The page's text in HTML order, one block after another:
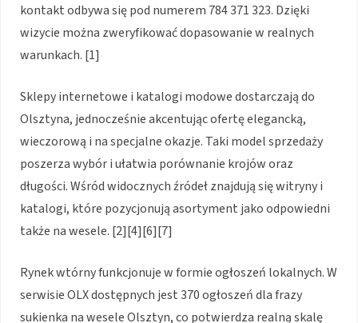
kontakt odbywa się pod numerem 784 371 323. Dzięki
wizycie można zweryfikować dopasowanie w realnych
warunkach. [1]
Sklepy internetowe i katalogi modowe dostarczają do
Olsztyna, jednocześnie akcentując ofertę elegancką,
wieczorową i na specjalne okazje. Taki model sprzedaży
poszerza wybór i ułatwia porównanie krojów oraz
długości. Wśród widocznych źródeł znajdują się witryny i
katalogi, które pozycjonują asortyment jako odpowiedni
także na wesele. [2][4][6][7]
Rynek wtórny funkcjonuje w formie ogłoszeń lokalnych. W
serwisie OLX dostępnych jest 370 ogłoszeń dla frazy
sukienka na wesele Olsztyn, co potwierdza realną skalę